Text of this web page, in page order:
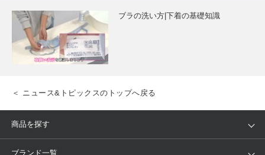
ブラの洗い方|下着の基礎知識
＜ ニュース&トピックスのトップへ戻る
商品を探す
アイテム
ブランド一覧